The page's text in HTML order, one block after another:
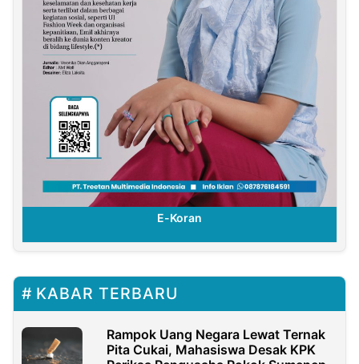
E-Koran
KABAR TERBARU
Rampok Uang Negara Lewat Ternak
Pita Cukai, Mahasiswa Desak KPK